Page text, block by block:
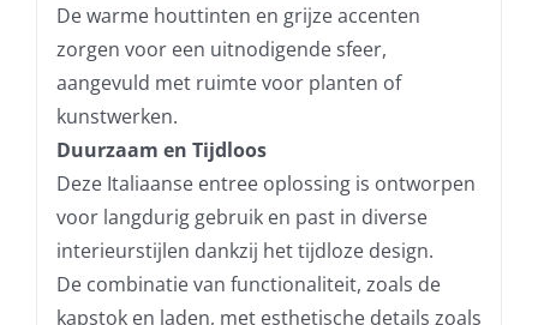
De warme houttinten en grijze accenten
zorgen voor een uitnodigende sfeer,
aangevuld met ruimte voor planten of
kunstwerken.
Duurzaam en Tijdloos
Deze Italiaanse entree oplossing is ontworpen
voor langdurig gebruik en past in diverse
interieurstijlen dankzij het tijdloze design.
De combinatie van functionaliteit, zoals de
kapstok en laden, met esthetische details zoals